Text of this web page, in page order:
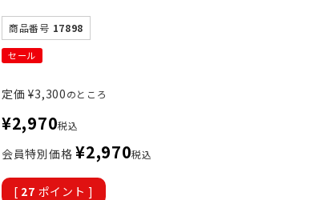
商品番号 17898
セール
定価 ¥3,300のところ
¥2,970税込
会員特別価格 ¥2,970税込
[ 27 ポイント ]